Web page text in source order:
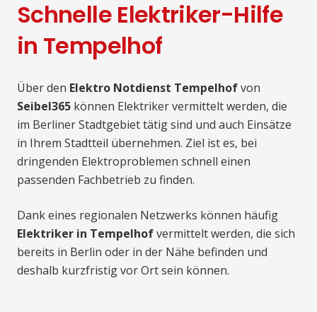
Schnelle Elektriker-Hilfe
in Tempelhof
Über den Elektro Notdienst Tempelhofvon
Seibel365 können Elektriker vermittelt werden, die
im Berliner Stadtgebiet tätig sind und auch Einsätze
in Ihrem Stadtteil übernehmen. Ziel ist es, bei
dringenden Elektroproblemen schnell einen
passenden Fachbetrieb zu finden.
Dank eines regionalen Netzwerks können häufig
Elektriker in Tempelhofvermittelt werden, die sich
bereits in Berlin oder in der Nähe befinden und
deshalb kurzfristig vor Ort sein können.